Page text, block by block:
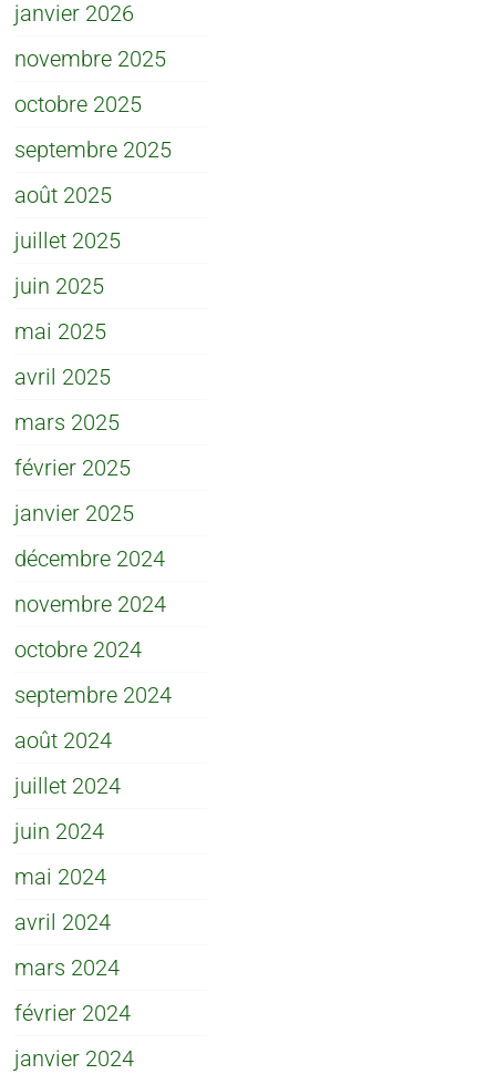
janvier 2026
novembre 2025
octobre 2025
septembre 2025
août 2025
juillet 2025
juin 2025
mai 2025
avril 2025
mars 2025
février 2025
janvier 2025
décembre 2024
novembre 2024
octobre 2024
septembre 2024
août 2024
juillet 2024
juin 2024
mai 2024
avril 2024
mars 2024
février 2024
janvier 2024